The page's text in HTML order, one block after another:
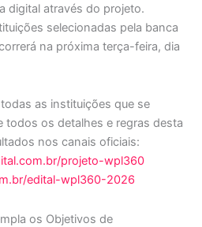
digital através do projeto.
selecionadas pela banca
na próxima terça-feira, dia
as instituições que se
todos os detalhes e regras desta
nos canais oficiais:
projeto-wpl360
edital-wpl360-2026
os Objetivos de